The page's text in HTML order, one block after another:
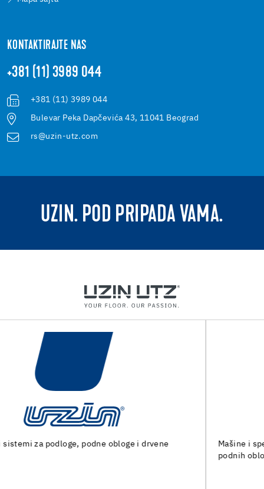
KONTAKTIRAJTE NAS
+381 (11) 3989 044
+381 (11) 3989 044
Bulevar Peka Dapčevića 43, 11041 Beograd
rs@uzin-utz.com
UZIN. POD PRIPADA VAMA.
Mašine i specijalni alati za pripremu podloge i ugradnju